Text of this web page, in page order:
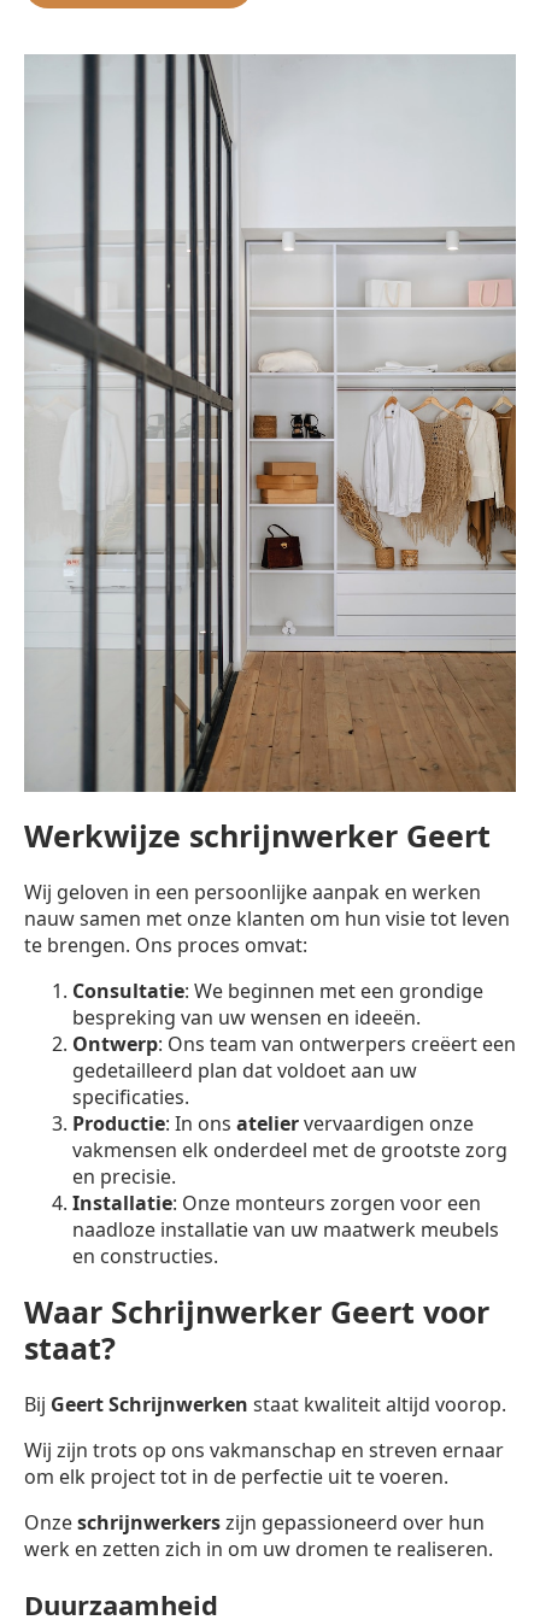
Werkwijze schrijnwerker Geert
Wij geloven in een persoonlijke aanpak en werken
nauw samen met onze klanten om hun visie tot leven
te brengen. Ons proces omvat:
Consultatie: We beginnen met een grondige
bespreking van uw wensen en ideeën.
Ontwerp: Ons team van ontwerpers creëert een
gedetailleerd plan dat voldoet aan uw
specificaties.
Productie: In ons ateliervervaardigen onze
vakmensen elk onderdeel met de grootste zorg
en precisie.
Installatie: Onze monteurs zorgen voor een
naadloze installatie van uw maatwerk meubels
en constructies.
Waar Schrijnwerker Geert voor
staat?
Bij Geert Schrijnwerken staat kwaliteit altijd voorop.
Wij zijn trots op ons vakmanschap en streven ernaar
om elk project tot in de perfectie uit te voeren.
Onzeschrijnwerkerszijn gepassioneerd over hun
werk en zetten zich in om uw dromen te realiseren.
Duurzaamheid